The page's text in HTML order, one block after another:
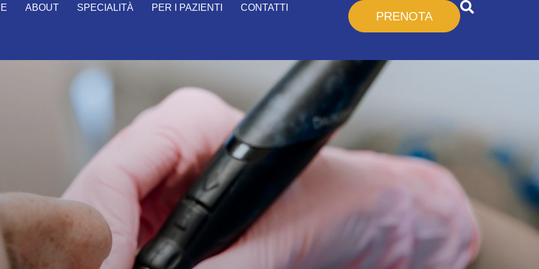
ABOUT SPECIALITÀ PER I PAZIENTI CONTATTI
PRENOTA